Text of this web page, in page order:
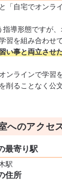
「自宅でオンラ
導形態ですが
習を組み合わせ
い事と両立させ
ンラインで学習
削ることなく公
へのアクセ
最寄り駅
駅
住所